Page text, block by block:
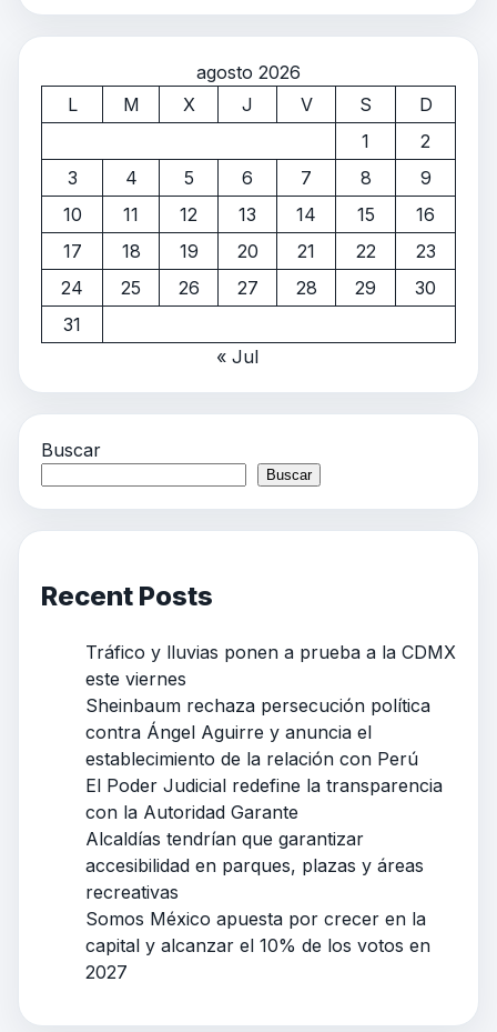
agosto 2026
L
M X J V S
D
1
2
3
4 5 6 7 8
9
10
11 12 13 14 15
16
17
18 19 20 21 22
23
24
25 26 27 28 29
30
31
« Jul
Buscar
Buscar
Recent Posts
Tráfico y lluvias ponen a prueba a la CDMX
este viernes
Sheinbaum rechaza persecución política
contra Ángel Aguirre y anuncia el
establecimiento de la relación con Perú
El Poder Judicial redefine la transparencia
con la Autoridad Garante
Alcaldías tendrían que garantizar
accesibilidad en parques, plazas y áreas
recreativas
Somos México apuesta por crecer en la
capital y alcanzar el 10% de los votos en
2027